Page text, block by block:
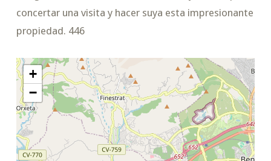
concertar una visita y hacer suya esta impresionante
propiedad. 446
+
−